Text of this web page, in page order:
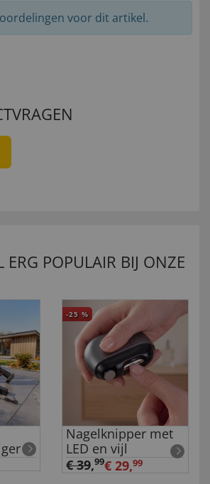
voor dit artikel.
ERG POPULAIR BIJ ONZE
-25 %
Nagelknipper met
LED en vijl
€ 39,99€ 29,99